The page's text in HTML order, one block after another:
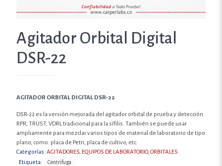
Agitador Orbital Digital
DSR-22
AGITADOR ORBITAL DIGITAL DSR-22
DSR-22 es la versión mejorada del agitador orbital de prueba y detección
RPR, TRUST, VDRL tradicional para la sífilis. También se puede usar
ampliamente para mezclar varios tipos de material de laboratorio de tipo
plano, como: placa de Petri, placa de cultivo, etc.
Categorías: AGITADORES, EQUIPOS DE LABORATORIO, ORBITALES
Etiqueta:
Centrifuga